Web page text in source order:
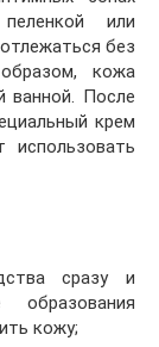
или
без
кожа
ванной. После
крем
сразу и
кожу;